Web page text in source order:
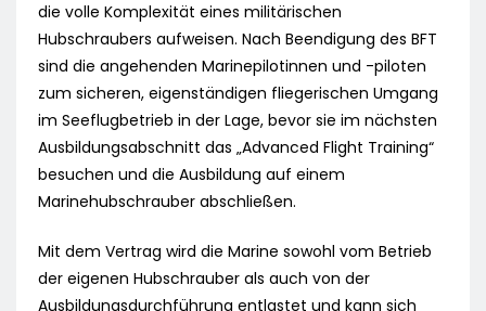
die volle Komplexität eines militärischen
Hubschraubers aufweisen. Nach Beendigung des BFT
sind die angehenden Marinepilotinnen und -piloten
zum sicheren, eigenständigen fliegerischen Umgang
im Seeflugbetrieb in der Lage, bevor sie im nächsten
Ausbildungsabschnitt das „Advanced Flight Training“
besuchen und die Ausbildung auf einem
Marinehubschrauber abschließen.
Mit dem Vertrag wird die Marine sowohl vom Betrieb
der eigenen Hubschrauber als auch von der
Ausbildungsdurchführung entlastet und kann sich